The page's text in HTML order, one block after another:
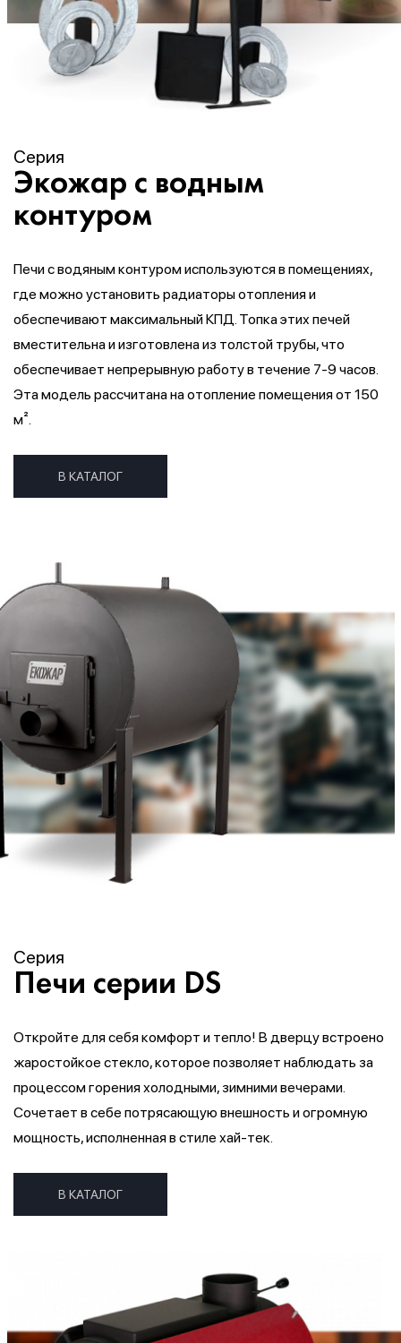
Серия
Экожар с водным
контуром
Печи с водяным контуром используются в помещениях,
где можно установить радиаторы отопления и
обеспечивают максимальный КПД. Топка этих печей
вместительна и изготовлена ​​из толстой трубы, что
обеспечивает непрерывную работу в течение 7-9 часов.
Эта модель рассчитана на отопление помещения от 150
м².
В КАТАЛОГ
Серия
Печи серии DS
Откройте для себя комфорт и тепло! В дверцу встроено
жаростойкое стекло, которое позволяет наблюдать за
процессом горения холодными, зимними вечерами.
Сочетает в себе потрясающую внешность и огромную
мощность, исполненная в стиле хай-тек.
В КАТАЛОГ